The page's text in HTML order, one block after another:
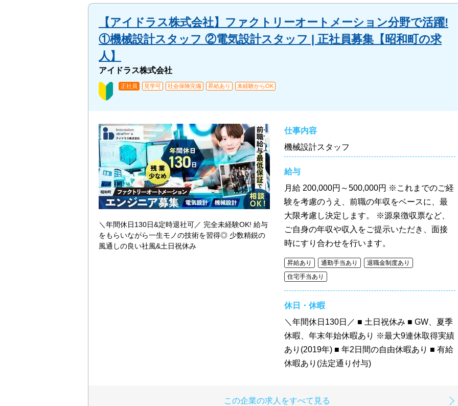
【アイドラス株式会社】ファクトリーオートメーション分野で活躍!
①機械設計スタッフ ②電気設計スタッフ | 正社員募集【昭和町の求
人】
アイドラス株式会社
正社員 見学可 社会保険完備 昇給あり 未経験からOK
＼年間休日130日&定時退社可／ 完全未経験OK! 給与
をもらいながら一生モノの技術を習得◎ 少数精鋭の
風通しの良い社風&土日祝休み
仕事内容
機械設計スタッフ
給与
月給 200,000円～500,000円 ※これまでのご経
験を考慮のうえ、前職の年収をベースに、最
大限考慮し決定します。 ※源泉徴収票など、
ご自身の年収や収入をご提示いただき、面接
時にすり合わせを行います。
昇給あり 通勤手当あり
退職金制度あり
住宅手当あり
休日・休暇
＼年間休日130日／ ■ 土日祝休み ■ GW、夏季
休暇、年末年始休暇あり ※最大9連休取得実績
あり(2019年) ■ 年2日間の自由休暇あり ■ 有給
休暇あり(法定通り付与)
この企業の求人をすべて見る